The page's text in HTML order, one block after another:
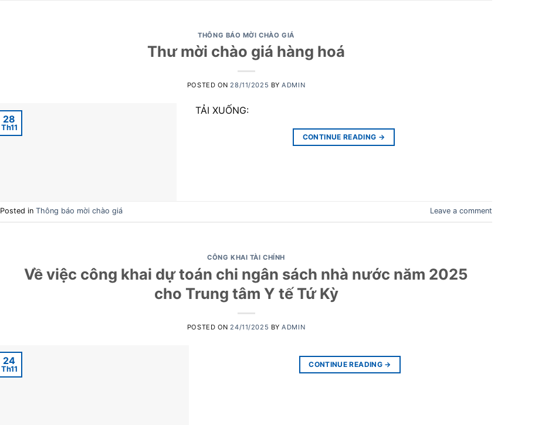
THÔNG BÁO MỜI CHÀO GIÁ
Thư mời chào giá hàng hoá
POSTED ON28/11/2025 BYADMIN
28
Th11
TẢI XUỐNG:
CONTINUE READING →
Posted in Thông báo mời chào giá Leave a comment
CÔNG KHAI TÀI CHÍNH
Về việc công khai dự toán chi ngân sách nhà nước năm 2025
cho Trung tâm Y tế Tứ Kỳ
POSTED ON 24/11/2025 BYADMIN
24
Th11
CONTINUE READING →